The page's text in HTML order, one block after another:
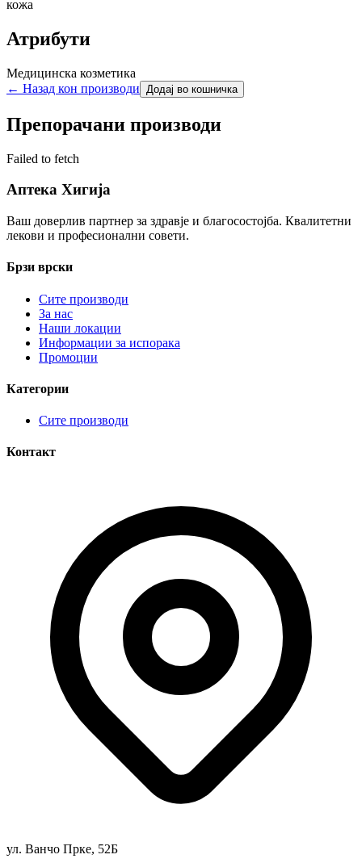
кожа
Атрибути
Медицинска козметика
← Назад кон производи
Додај во кошничка
Препорачани производи
Failed to fetch
Аптека Хигија
Ваш доверлив партнер за здравје и благосостојба. Квалитетни
лекови и професионални совети.
Брзи врски
Сите производи
За нас
Наши локации
Информации за испорака
Промоции
Категории
Сите производи
Контакт
ул. Ванчо Прке, 52Б